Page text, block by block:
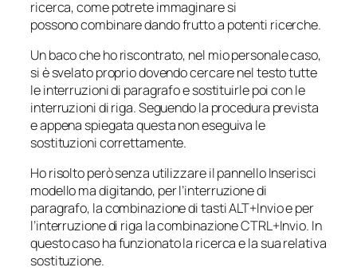
ricerca, come potrete immaginare si
possono combinare dando frutto a potenti ricerche.
Un baco che ho riscontrato, nel mio personale caso,
si è svelato proprio dovendo cercare nel testo tutte
le interruzioni di paragrafo e sostituirle poi con le
interruzioni di riga. Seguendo la procedura prevista
e appena spiegata questa non eseguiva le
sostituzioni correttamente.
Ho risolto però senza utilizzare il pannelloInserisci
modelloma digitando, per l’interruzione di
paragrafo, la combinazione di tasti ALT+Invio e per
l’interruzione di riga la combinazione CTRL+Invio. In
questo caso ha funzionato la ricerca e la sua relativa
sostituzione.